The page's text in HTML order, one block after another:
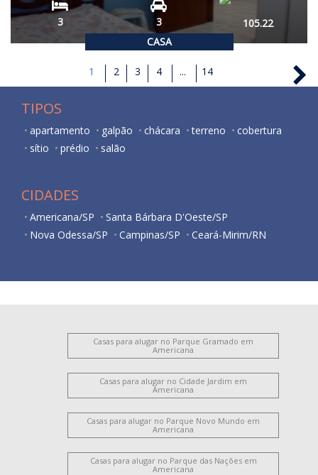
CASA
3 3 105.22
1 2 3 4 ... 14
TIPOS
apartamento galpão chácara terreno
cobertura
sítio
prédio salão
CIDADES
Americana/SP
Santa Bárbara D'Oeste/SP
Nova Odessa/SP
Campinas/SP Ceará-Mirim/RN
Casas para alugar no Parque Gramado em
Americana
Casas para alugar no Cidade Jardim em
Americana
Casas para alugar no Parque Novo Mundo em
Americana
Casas para alugar no Parque das Nações em
Americana